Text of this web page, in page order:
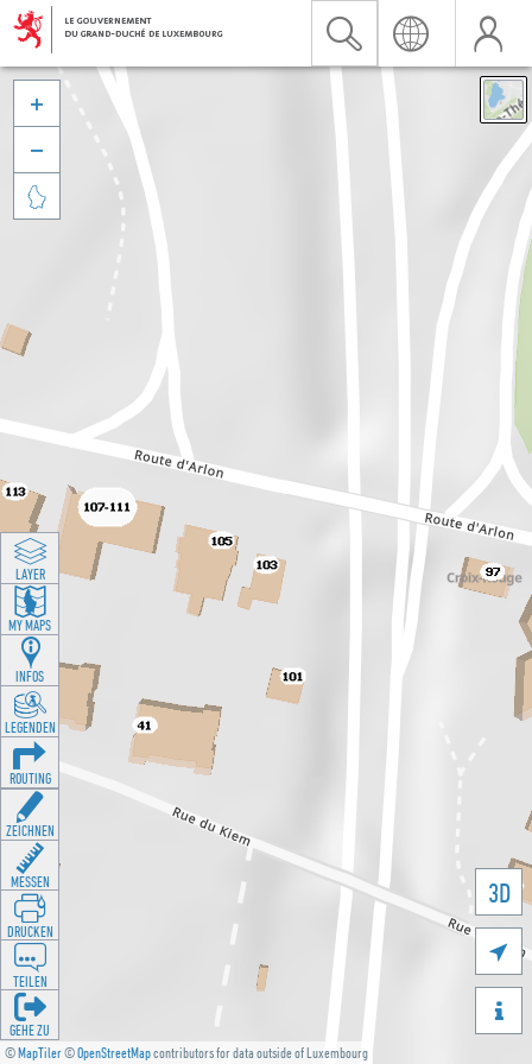
©MapTiler©OpenStreetMapcontributors for data outside of Luxembourg
3D





LAYER
MY MAPS
INFOS
LEGENDEN
ROUTING
ZEICHNEN
MESSEN
DRUCKEN
TEILEN
GEHE ZU